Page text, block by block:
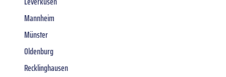
Mannheim
Münster
Oldenburg
Recklinghausen